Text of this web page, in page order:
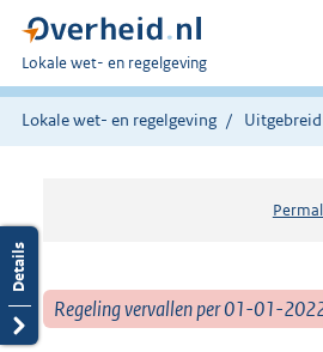
U
bent
hier:
Lokale wet- en regelgeving
Lokale wet- en regelgeving
Regeling vervallen per 01-01-